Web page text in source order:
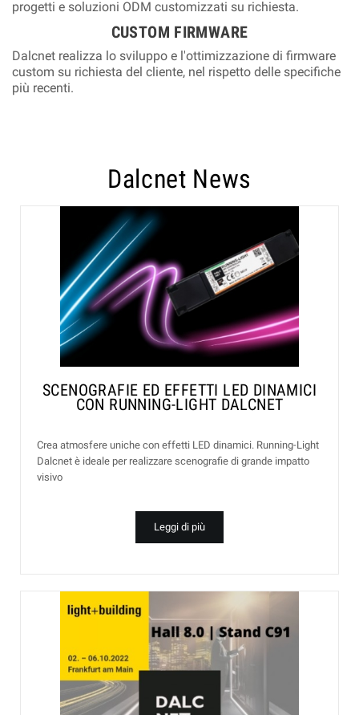
progetti e soluzioni ODM customizzati su richiesta.
CUSTOM FIRMWARE
Dalcnet realizza lo sviluppo e l'ottimizzazione di firmware
custom su richiesta del cliente, nel rispetto delle specifiche
più recenti.
Dalcnet News
SCENOGRAFIE ED EFFETTI LED DINAMICI
CON RUNNING-LIGHT DALCNET
Crea atmosfere uniche con effetti LED dinamici. Running-Light
Dalcnet è ideale per realizzare scenografie di grande impatto
visivo
Leggi di più